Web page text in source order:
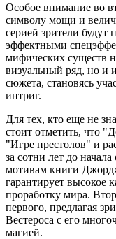
Особое внимание во
символу мощи и
серией зрители
эффектными
мифических существ
визуальный ряд, но и
сюжета, становясь
интриг.
Для тех, кто еще не
стоит отметить, что
"Игре престолов" и
за сотни лет до
мотивам книги
гарантирует высокое
проработку мира.
первого, предлагая
Вестероса с его
магией.